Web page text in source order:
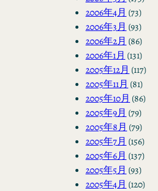
2006年4月 (73)
2006年3月 (93)
2006年2月 (86)
2006年1月 (131)
2005年12月 (117)
2005年11月 (81)
2005年10月 (86)
2005年9月 (79)
2005年8月 (79)
2005年7月 (156)
2005年6月 (137)
2005年5月 (93)
2005年4月 (120)